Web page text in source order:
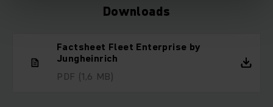
Downloads
Factsheet Fleet Enterprise by
Jungheinrich
PDF (1,6 MB)